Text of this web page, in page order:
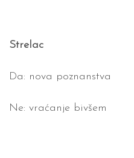
Strelac
Da: nova poznanstva
Ne: vraćanje bivšem